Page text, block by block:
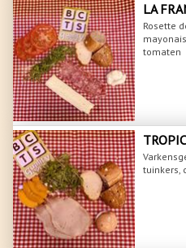
LA
Rosette
tomaten
tuinkers,